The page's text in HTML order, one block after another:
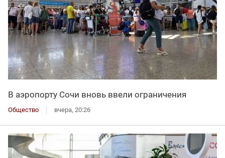
В аэропорту Сочи вновь ввели ограничения
Общество вчера, 20:26